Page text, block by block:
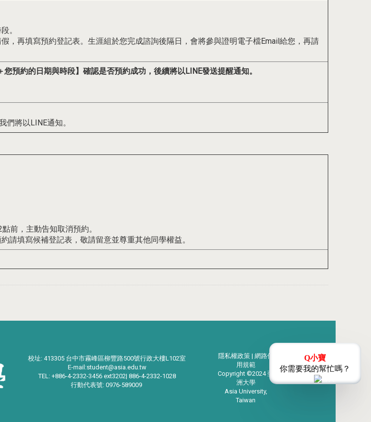
。
，再填寫預約登記表。生涯組於您完成諮詢後隔日，會將參與證明電子檔Email給您，再請
您預約的日期與時段】確認是否預約成功 ，後續將以LINE發送提醒通知。
將以LINE通知。
前，主動告知取消預約。
請填寫候補登記表，敬請留意並尊重其他同學權益。
校址: 413305 台中市霧峰區柳豐路500號行政大樓L102室
E-mail:student@asia.edu.tw
TEL: +886-4-2332-3456 ext3202| 886-4-2332-1028
行動代表號: 0976-589009
隱私權政策 | 網路使
用規範
Copyright ©2024 亞
洲大學
Asia University,
Taiwan
Q小寶
你需要我的幫忙嗎？